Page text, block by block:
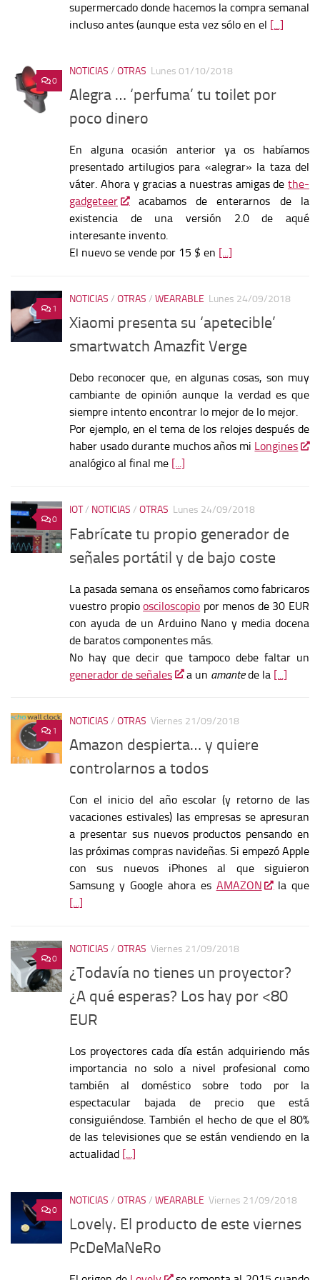
supermercado donde hacemos la compra semanal
incluso antes (aunque esta vez sólo en el [...]
0
NOTICIAS / OTRAS Lunes 01/10/2018
Alegra … ‘perfuma’ tu toilet por
poco dinero
En alguna ocasión anterior ya os habíamos
presentado artilugios para «alegrar» la taza del
váter. Ahora y gracias a nuestras amigas de the-
gadgeteer
acabamos de enterarnos de la
existencia de una versión 2.0 de aqué
interesante invento.
El nuevo se vende por 15 $ en [...]
1
NOTICIAS / OTRAS / WEARABLE Lunes 24/09/2018
Xiaomi presenta su ‘apetecible’
smartwatch Amazfit Verge
Debo reconocer que, en algunas cosas, son muy
cambiante de opinión aunque la verdad es que
siempre intento encontrar lo mejor de lo mejor.
Por ejemplo, en el tema de los relojes después de
haber usado durante muchos años mi Longines
analógico al final me [...]
0
IOT/ NOTICIAS / OTRAS Lunes 24/09/2018
Fabrícate tu propio generador de
señales portátil y de bajo coste
La pasada semana os enseñamos como fabricaros
vuestro propioosciloscopio por menos de 30 EUR
con ayuda de un Arduino Nano y media docena
de baratos componentes más.
No hay que decir que tampoco debe faltar un
generador de señales
a un amantede la [...]
1
NOTICIAS / OTRAS Viernes 21/09/2018
Amazon despierta… y quiere
controlarnos a todos
Con el inicio del año escolar (y retorno de las
vacaciones estivales) las empresas se apresuran
a presentar sus nuevos productos pensando en
las próximas compras navideñas. Si empezó Apple
con sus nuevos iPhones al que siguieron
Samsung y Google ahora es AMAZON
la que
[...]
0
NOTICIAS / OTRAS Viernes 21/09/2018
¿Todavía no tienes un proyector?
¿A qué esperas? Los hay por <80
EUR
Los proyectores cada día están adquiriendo más
importancia no solo a nivel profesional como
también al doméstico sobre todo por la
espectacular bajada de precio que está
consiguiéndose. También el hecho de que el 80%
de las televisiones que se están vendiendo en la
actualidad [...]
0
NOTICIAS / OTRAS / WEARABLE Viernes 21/09/2018
Lovely. El producto de este viernes
PcDeMaNeRo